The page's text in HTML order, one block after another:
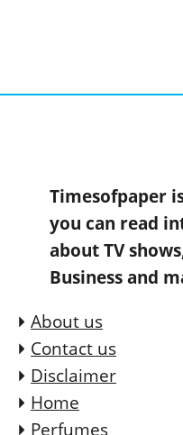
Timesofpaper
you can read
about TV
Business and
About us
Contact us
Disclaimer
Home
Perfumes